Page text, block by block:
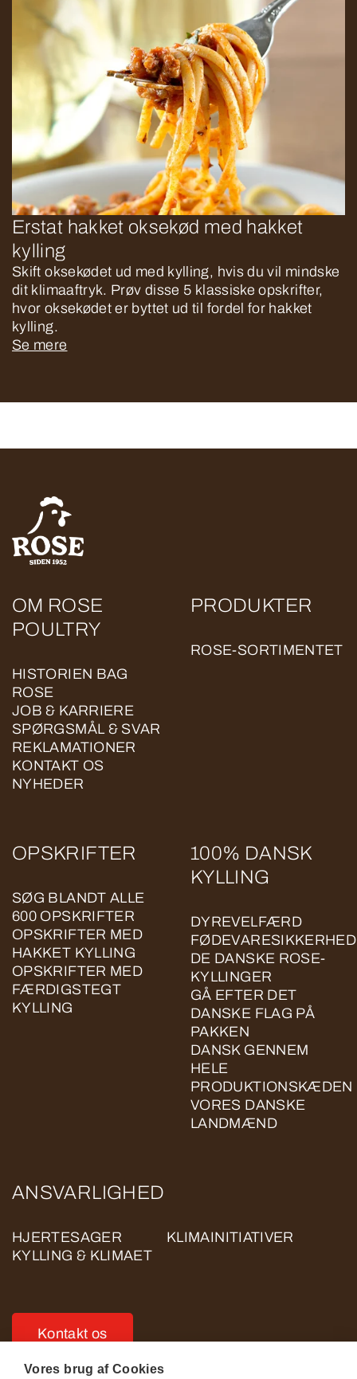
Erstat hakket oksekød med hakket
kylling
Skift oksekødet ud med kylling, hvis du vil mindske
dit klimaaftryk. Prøv disse 5 klassiske opskrifter,
hvor oksekødet er byttet ud til fordel for hakket
kylling.
Se mere
OM ROSE
POULTRY
HISTORIEN BAG
ROSE
JOB & KARRIERE
SPØRGSMÅL & SVAR
REKLAMATIONER
KONTAKT OS
NYHEDER
PRODUKTER
ROSE-SORTIMENTET
OPSKRIFTER
SØG BLANDT ALLE
600 OPSKRIFTER
OPSKRIFTER MED
HAKKET KYLLING
OPSKRIFTER MED
FÆRDIGSTEGT
KYLLING
100% DANSK
KYLLING
DYREVELFÆRD
FØDEVARESIKKERHED
DE DANSKE ROSE-
KYLLINGER
GÅ EFTER DET
DANSKE FLAG PÅ
PAKKEN
DANSK GENNEM
HELE
PRODUKTIONSKÆDEN
VORES DANSKE
LANDMÆND
ANSVARLIGHED
HJERTESAGER
KLIMAINITIATIVER
KYLLING & KLIMAET
Kontakt os
Vores brug af Cookies